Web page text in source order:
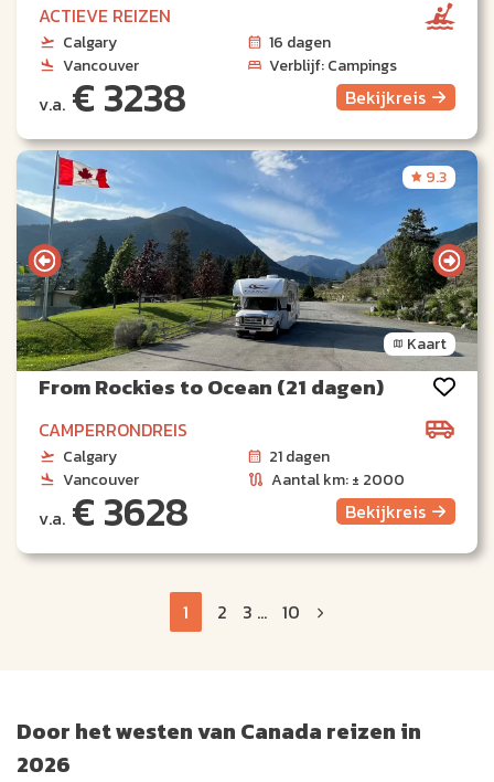
ACTIEVE REIZEN
Calgary
16 dagen
Vancouver
Verblijf: Campings
v.a. € 3238 Bekijkreis
9.3
Kaart
From Rockies to Ocean (21 dagen)
CAMPERRONDREIS
Calgary
21 dagen
Vancouver
Aantal km: ± 2000
v.a. € 3628 Bekijkreis
1 2 3 ... 10
Door het westen van Canada reizen in
2026